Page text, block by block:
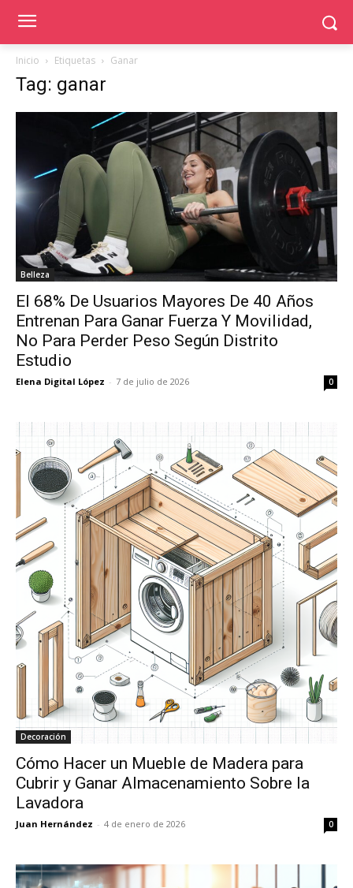
Inicio Etiquetas Ganar
Tag: ganar
Belleza
El 68% De Usuarios Mayores De 40 Años
Entrenan Para Ganar Fuerza Y Movilidad,
No Para Perder Peso Según Distrito
Estudio
Elena Digital López - 7 de julio de 2026 0
Decoración
Cómo Hacer un Mueble de Madera para
Cubrir y Ganar Almacenamiento Sobre la
Lavadora
Juan Hernández - 4 de enero de 2026 0